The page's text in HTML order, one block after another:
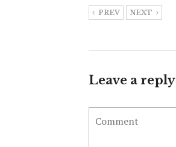
PREV NEXT
Leave a reply